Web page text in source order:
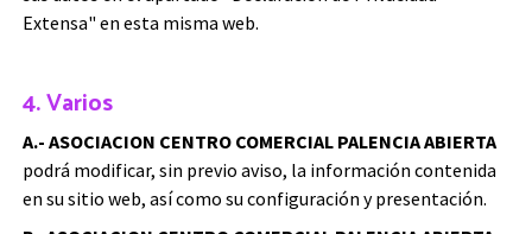
Extensa" en esta misma web.
4. Varios
A.- ASOCIACION CENTRO COMERCIAL PALENCIA ABIERTA
podrá modificar, sin previo aviso, la información contenida
en su sitio web, así como su configuración y presentación.